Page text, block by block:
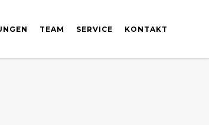
TEAM SERVICE KONTAKT